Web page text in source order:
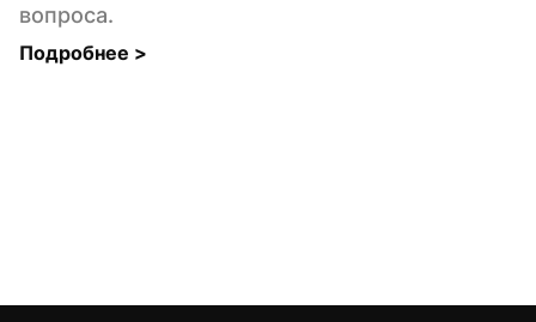
вопроса.
Подробнее >